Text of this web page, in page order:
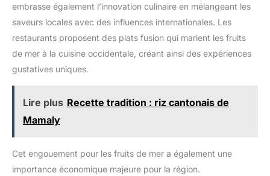
embrasse également l’innovation culinaire en mélangeant les
saveurs locales avec des influences internationales. Les
restaurants proposent des plats fusion qui marient les fruits
de mer à la cuisine occidentale, créant ainsi des expériences
gustatives uniques.
Lire plus Recette tradition : riz cantonais de
Mamaly
Cet engouement pour les fruits de mer a également une
importance économique majeure pour la région.